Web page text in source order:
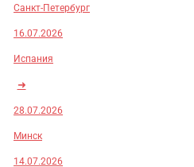
Санкт-Петербург
16.07.2026
Испания
➜
28.07.2026
Минск
14.07.2026